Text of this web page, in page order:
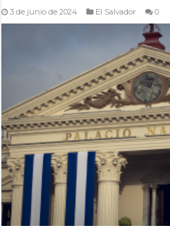
3 de junio de 2024 El Salvador 0